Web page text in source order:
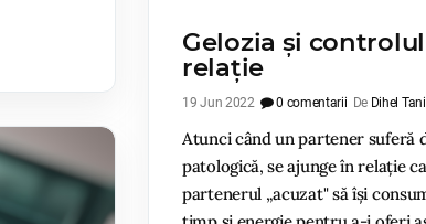
Gelozia și
relație
19 Jun 2022 0 comentarii De Dihel
Atunci când un partener suferă
patologică, se ajunge în relație ca
partenerul „acuzat" să își